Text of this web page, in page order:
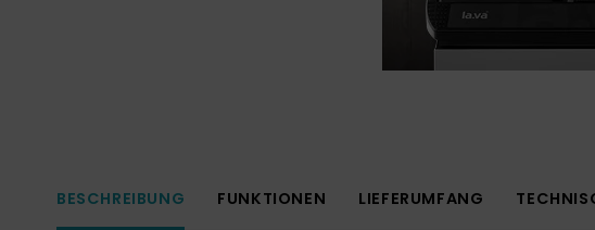
BESCHREIBUNG FUNKTIONEN LIEFERUMFANG